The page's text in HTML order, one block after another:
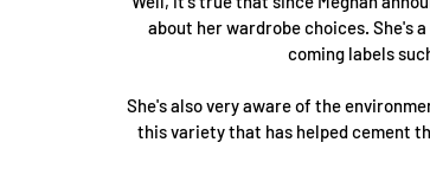
about her wardrobe choices. She's
coming labels
She's also very aware of the
this variety that has helped cement